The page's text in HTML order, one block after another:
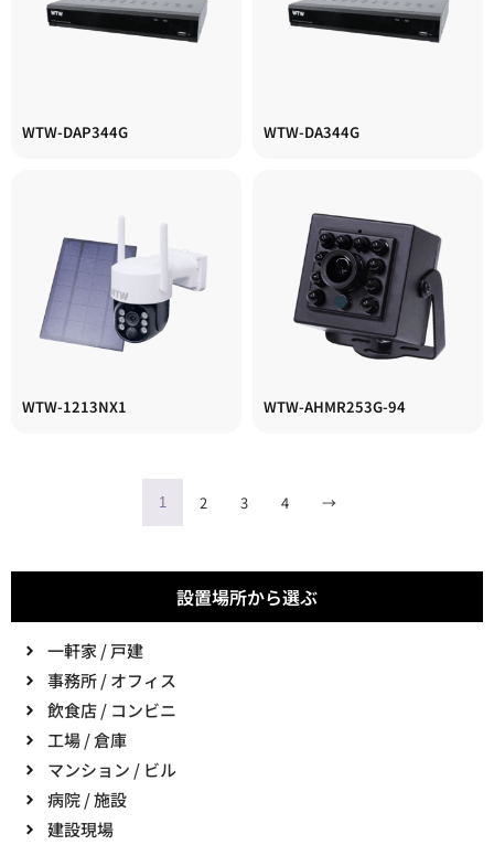
設置場所から選ぶ
一軒家 / 戸建
事務所 / オフィス
飲食店 / コンビニ
工場 / 倉庫
マンション / ビル
病院 / 施設
建設現場
WTW-DAP344G WTW-DA344G
WTW-1213NX1 WTW-AHMR253G-94
1 2 3 4 →